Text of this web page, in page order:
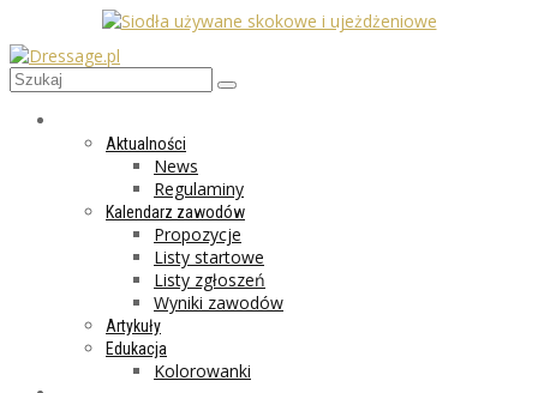
Aktualności
News
Regulaminy
Kalendarz zawodów
Propozycje
Listy startowe
Listy zgłoszeń
Wyniki zawodów
Artykuły
Edukacja
Kolorowanki